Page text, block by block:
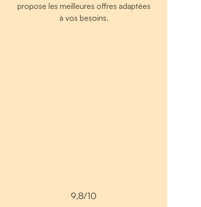
propose les meilleures offres adaptées
à vos besoins.
9,8/10